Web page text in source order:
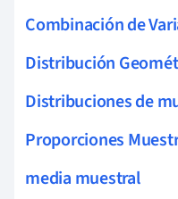
Combinación de
Distribución
Distribuciones de
Proporciones
media muestral